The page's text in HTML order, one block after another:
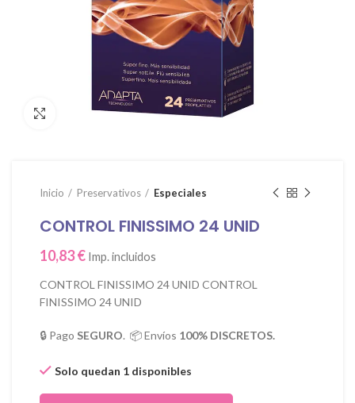
Click para agrandar
Inicio Preservativos Especiales
CONTROL FINISSIMO 24 UNID
10,83€ Imp. incluidos
CONTROL FINISSIMO 24 UNID CONTROL
FINISSIMO 24 UNID
🔒 Pago SEGURO. 📦 Envíos 100% DISCRETOS.
Solo quedan 1 disponibles